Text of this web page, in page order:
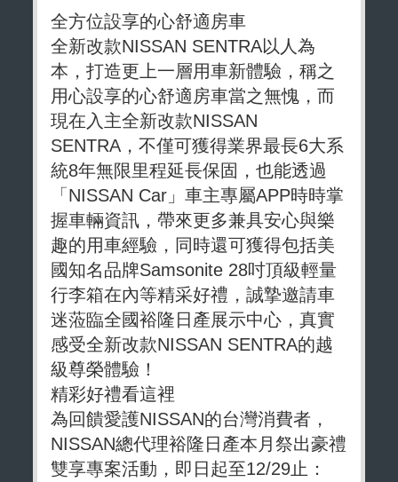
全方位設享的心舒適房車
全新改款NISSAN SENTRA以人為
本，打造更上一層用車新體驗，稱之
用心設享的心舒適房車當之無愧，而
現在入主全新改款NISSAN
SENTRA，不僅可獲得業界最長6大系
統8年無限里程延長保固，也能透過
「NISSAN Car」車主專屬APP時時掌
握車輛資訊，帶來更多兼具安心與樂
趣的用車經驗，同時還可獲得包括美
國知名品牌Samsonite 28吋頂級輕量
行李箱在內等精采好禮，誠摯邀請車
迷蒞臨全國裕隆日產展示中心，真實
感受全新改款NISSAN SENTRA的越
級尊榮體驗！
精彩好禮看這裡
為回饋愛護NISSAN的台灣消費者，
NISSAN總代理裕隆日產本月祭出豪禮
雙享專案活動，即日起至12/29止：